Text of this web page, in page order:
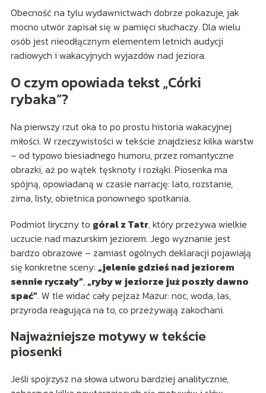
Obecność na tylu wydawnictwach dobrze pokazuje, jak
mocno utwór zapisał się w pamięci słuchaczy. Dla wielu
osób jest nieodłącznym elementem letnich audycji
radiowych i wakacyjnych wyjazdów nad jeziora.
O czym opowiada tekst „Córki
rybaka”?
Na pierwszy rzut oka to po prostu historia wakacyjnej
miłości. W rzeczywistości w tekście znajdziesz kilka warstw
– od typowo biesiadnego humoru, przez romantyczne
obrazki, aż po wątek tęsknoty i rozłąki. Piosenka ma
spójną, opowiadaną w czasie narrację: lato, rozstanie,
zima, listy, obietnica ponownego spotkania.
Podmiot liryczny to góral z Tatr, który przeżywa wielkie
uczucie nad mazurskim jeziorem. Jego wyznanie jest
bardzo obrazowe – zamiast ogólnych deklaracji pojawiają
się konkretne sceny: „jelenie gdzieś nad jeziorem
sennie ryczały”,„ryby w jeziorze już poszły dawno
spać”. W tle widać cały pejzaż Mazur: noc, woda, las,
przyroda reagująca na to, co przeżywają zakochani.
Najważniejsze motywy w tekście
piosenki
Jeśli spojrzysz na słowa utworu bardziej analitycznie,